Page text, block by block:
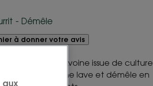
- Démêle
à donner votre avis
démêlant à l’Avoine issue de culture
parfum de pêche lave et démêle en
aux